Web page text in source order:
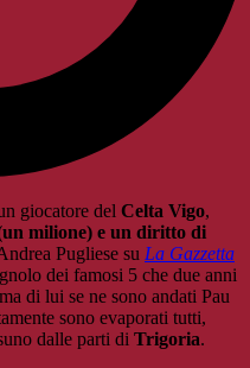
giocatore del Celta Vigo,
milione) e un diritto di
Pugliese su La Gazzetta
dei famosi 5 che due anni
di lui se ne sono andati Pau
sono evaporati tutti,
dalle parti di Trigoria.